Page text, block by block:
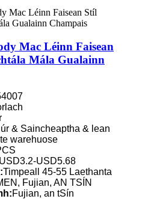
Mac Léinn Faisean
Mála Gualainn
& Saincheaptha & lean
warehuose
USD3.2-USD5.68
Timpeall 45-55 Laethanta
Fujian, AN TSÍN
Fujian, an tSín